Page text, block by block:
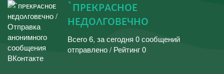
`пᴘᴇкᴘᴀсноᴇ
нᴇдоᴧговᴇчно
Всего 6, за сегодня 0 сообщений
отправлено / Рейтинг 0